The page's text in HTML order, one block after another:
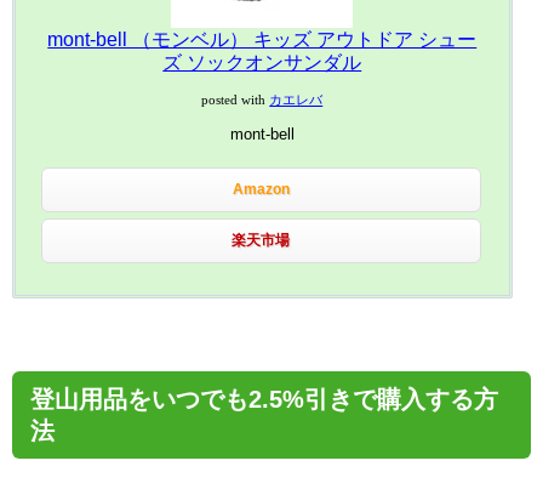
mont-bell （モンベル） キッズ アウトドア シュー
ズ ソックオンサンダル
posted with カエレバ
mont-bell
Amazon
楽天市場
登山用品をいつでも2.5%引きで購入する方
法